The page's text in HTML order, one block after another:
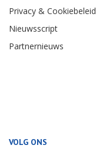
Privacy & Cookiebeleid
Nieuwsscript
Partnernieuws
VOLG ONS